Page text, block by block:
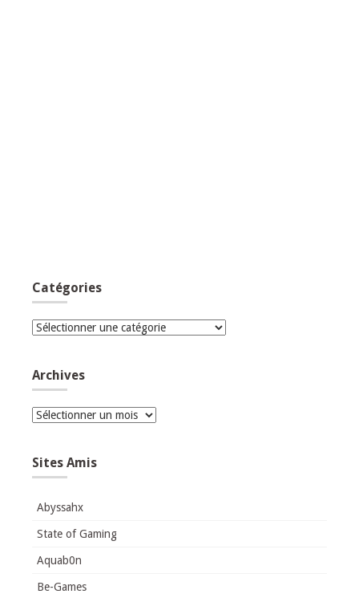
Catégories
Catégories
Archives
Archives
Sites Amis
Abyssahx
State of Gaming
Aquab0n
Be-Games